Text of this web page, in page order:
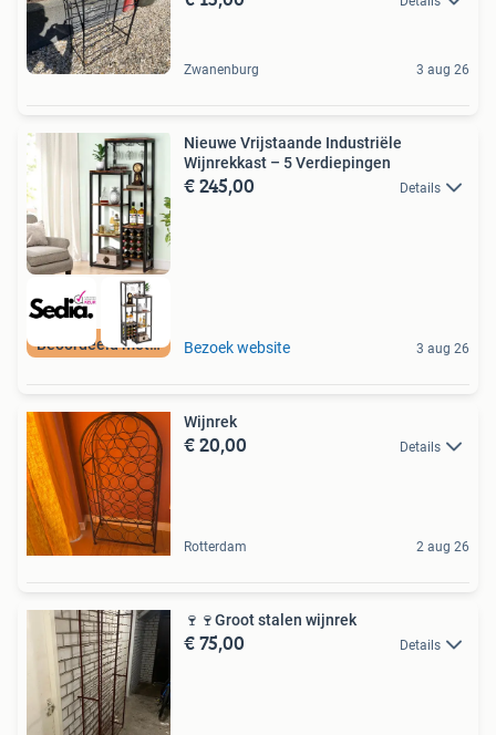
Zwanenburg 3 aug 26
Beoordeeld met 9+
Nieuwe Vrijstaande Industriële
Wijnrekkast – 5 Verdiepingen
€ 245,00 Details
Bezoek website 3 aug 26
Wijnrek
€ 20,00 Details
Rotterdam 2 aug 26
🍷🍷Groot stalen wijnrek
€ 75,00 Details